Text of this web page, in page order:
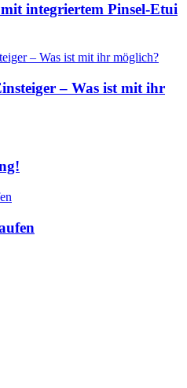
integriertem Pinsel-Etui
– Was ist mit ihr